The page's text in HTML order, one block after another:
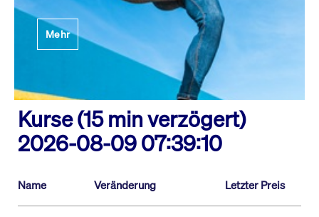
Mehr
Kurse (15 min verzögert)
2026-08-09 07:39:10
Name Veränderung Letzter Preis